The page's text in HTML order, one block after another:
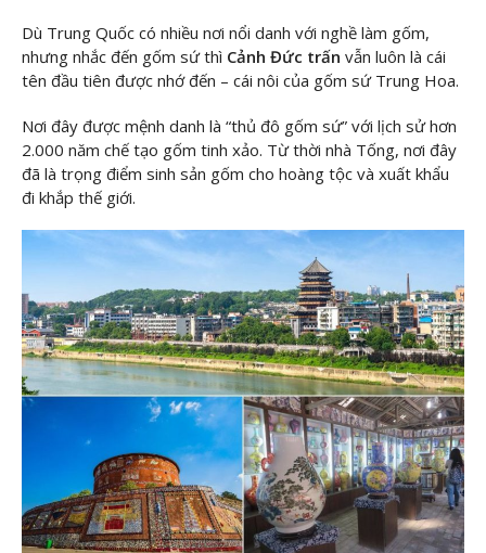
Dù Trung Quốc có nhiều nơi nổi danh với nghề làm gốm,
nhưng nhắc đến gốm sứ thì Cảnh Đức trấn vẫn luôn là cái
tên đầu tiên được nhớ đến – cái nôi của gốm sứ Trung Hoa.
Nơi đây được mệnh danh là “thủ đô gốm sứ” với lịch sử hơn
2.000 năm chế tạo gốm tinh xảo. Từ thời nhà Tống, nơi đây
đã là trọng điểm sinh sản gốm cho hoàng tộc và xuất khẩu
đi khắp thế giới.